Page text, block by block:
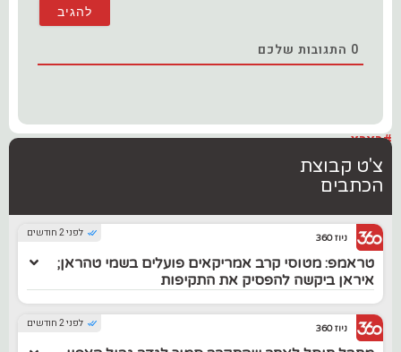
0 התגובות שלכם
#בארץ
צ'ט קבוצת
הכתבים
לפני 2 חודשים ניוז 360
טראמפ: מטוסי קרב אמריקאים פועלים בשמי טהראן;
איראן ביקשה להפסיק את התקיפות
לפני 2 חודשים ניוז 360